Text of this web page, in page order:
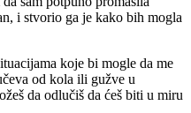
i stvorio ga je kako bih mogla
koje bi mogle da me
od kola ili gužve u
da odlučiš da ćeš biti u miru